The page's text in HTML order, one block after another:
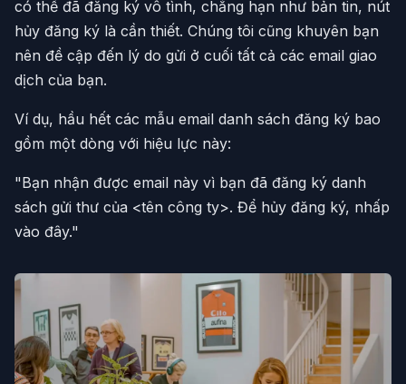
có thể đã đăng ký vô tình, chẳng hạn như bản tin, nút
hủy đăng ký là cần thiết. Chúng tôi cũng khuyên bạn
nên đề cập đến lý do gửi ở cuối tất cả các email giao
dịch của bạn.
Ví dụ, hầu hết các mẫu email danh sách đăng ký bao
gồm một dòng với hiệu lực này:
"Bạn nhận được email này vì bạn đã đăng ký danh
sách gửi thư của <tên công ty>. Để hủy đăng ký, nhấp
vào đây."